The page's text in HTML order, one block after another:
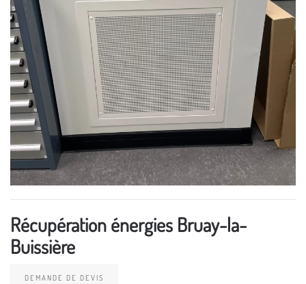
Récupération énergies Bruay-la-
Buissière
DEMANDE DE DEVIS